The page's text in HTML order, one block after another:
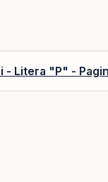
- Litera "P" -